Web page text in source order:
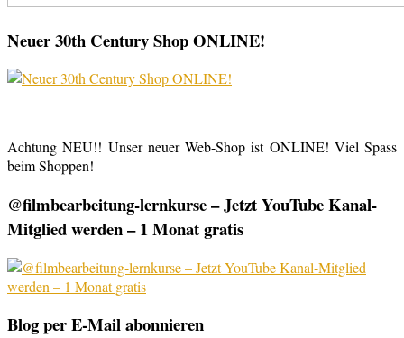
Neuer 30th Century Shop ONLINE!
Achtung NEU!! Unser neuer Web-Shop ist ONLINE! Viel Spass
beim Shoppen!
@filmbearbeitung-lernkurse – Jetzt YouTube Kanal-
Mitglied werden – 1 Monat gratis
Blog per E-Mail abonnieren